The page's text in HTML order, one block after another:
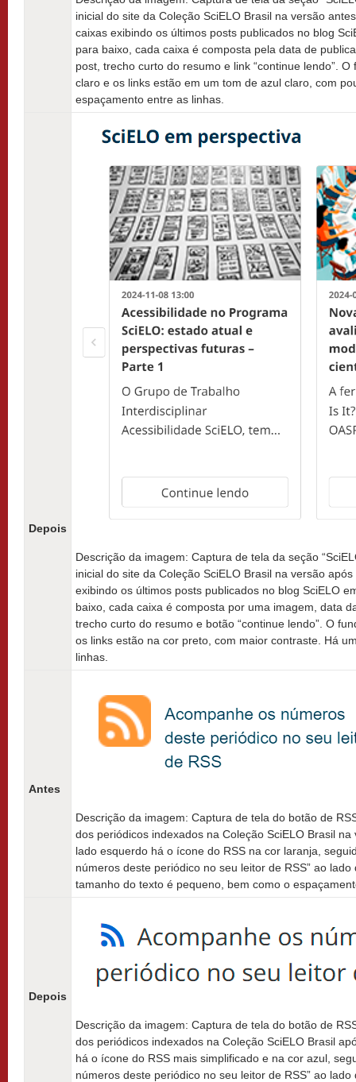
inicial do site da Coleção SciELO Brasil na versão
caixas exibindo os últimos posts publicados no blog
para baixo, cada caixa é composta pela data de
post, trecho curto do resumo e link “continue lendo”.
claro e os links estão em um tom de azul claro, com
espaçamento entre as linhas.
Depois
Descrição da imagem: Captura de tela da seção
inicial do site da Coleção SciELO Brasil na versão
exibindo os últimos posts publicados no blog SciELO
baixo, cada caixa é composta por uma imagem, data
trecho curto do resumo e botão “continue lendo”. O
os links estão na cor preto, com maior contraste. Há
linhas.
Antes
Descrição da imagem: Captura de tela do botão de
dos periódicos indexados na Coleção SciELO Brasil
lado esquerdo há o ícone do RSS na cor laranja,
números deste periódico no seu leitor de RSS” ao
tamanho do texto é pequeno, bem como o
Depois
Descrição da imagem: Captura de tela do botão de
dos periódicos indexados na Coleção SciELO Brasil
há o ícone do RSS mais simplificado e na cor azul,
números deste periódico no seu leitor de RSS” ao